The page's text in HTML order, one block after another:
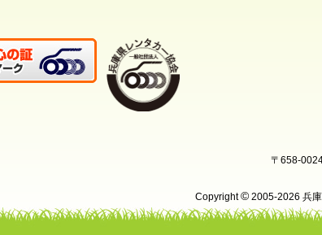
〒658-
Copyright© 2005-2026 兵